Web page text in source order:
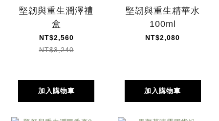
堅韌與重生潤澤禮
盒
NT$2,560
NT$3,240
加入購物車
堅韌與重生精華水
100ml
NT$2,080
加入購物車